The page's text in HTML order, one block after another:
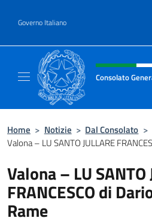
Governo Italiano
Intestazione sito,
Consolato
Home > Notizie > Dal Consolato >
Valona – LU SANTO JULLARE
Valona – LU SANTO
FRANCESCO di
Rame